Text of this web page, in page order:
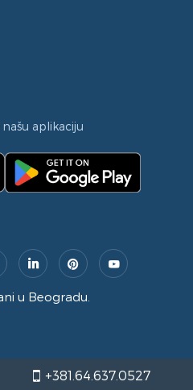
+381.64.637.0527
aplikaciju
u Beogradu